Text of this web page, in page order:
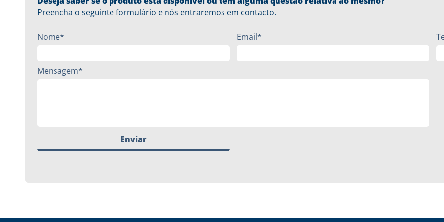
Preencha o seguinte formulário e nós entraremos em contacto.
Nome* Email*
Mensagem*
Enviar